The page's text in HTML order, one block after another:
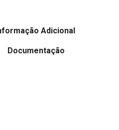
Adicional
Documentação